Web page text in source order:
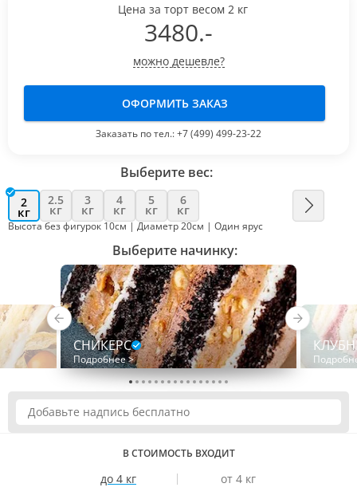
Выберите вес:
2
кг
2.5
кг
3
кг
4
кг
5
кг
6
кг
Высота без фигурок 10см | Диаметр 20см | Один ярус
Выберите начинку:
СНИКЕРС
Подробнее >
Цена за торт весом 2 кг
3480.-
можно дешевле?
ОФОРМИТЬ ЗАКАЗ
Заказать по тел.:+7 (499) 499-23-22
В СТОИМОСТЬ ВХОДИТ
до 4 кг от 4 кг